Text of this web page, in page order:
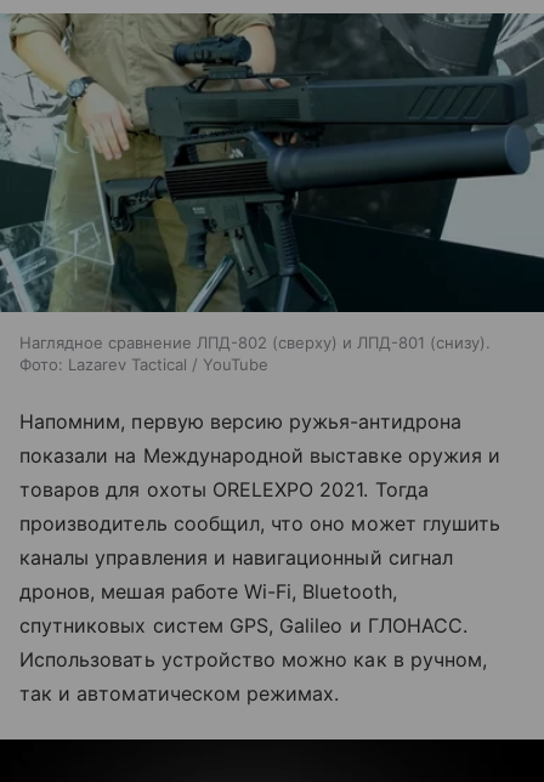
Наглядное сравнение ЛПД-802 (сверху) и ЛПД-801 (снизу).
Фото: Lazarev Tactical / YouTube
Напомним, первую версию ружья-антидрона
показали на Международной выставке оружия и
товаров для охоты ORELEXPO 2021. Тогда
производитель сообщил, что оно может глушить
каналы управления и навигационный сигнал
дронов, мешая работе Wi-Fi, Bluetooth,
спутниковых систем GPS, Galileo и ГЛОНАСС.
Использовать устройство можно как в ручном,
так и автоматическом режимах.